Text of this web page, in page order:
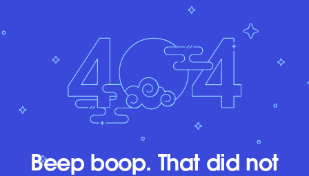
Beep boop. That did not